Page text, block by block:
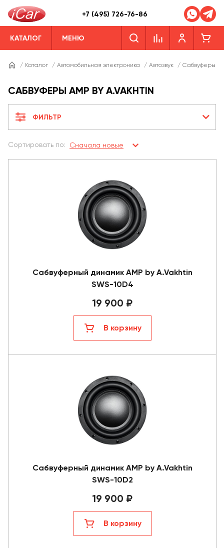
+7 (495) 726-76-86
КАТАЛОГ МЕНЮ
/ Каталог / Автомобильная электроника / Автозвук / Сабвуферы
САБВУФЕРЫ AMP BY A.VAKHTIN
ФИЛЬТР
Сортировать по: Сначала новые
Сабвуферный динамик AMP by A.Vakhtin
SWS-10D4
19 900 ₽
В корзину
Сабвуферный динамик AMP by A.Vakhtin
SWS-10D2
19 900 ₽
В корзину